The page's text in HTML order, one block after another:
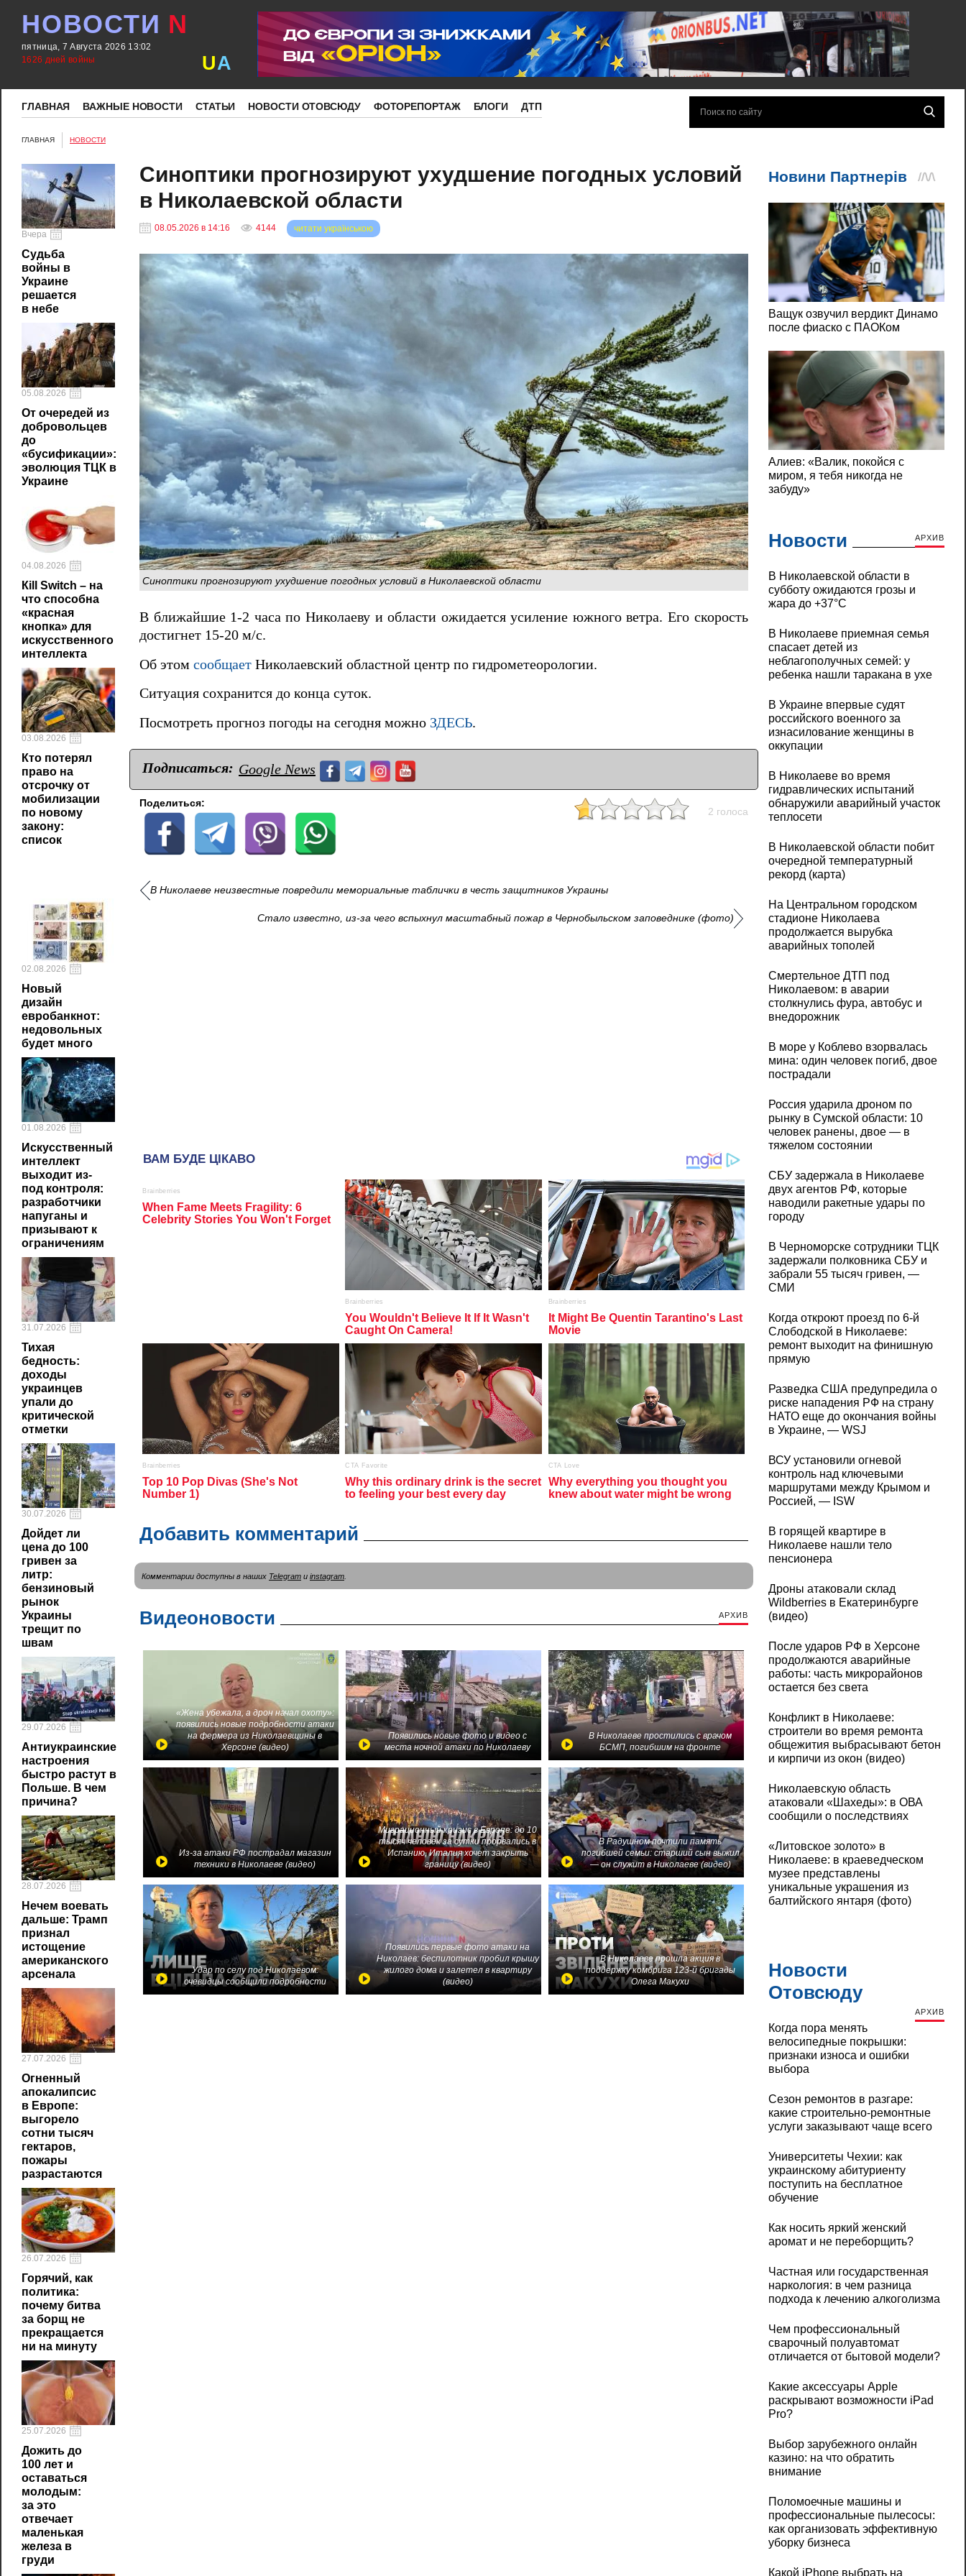
НОВОСТИ N
пятница, 7 Августа 2026 13:02
1626 дней войны
UA
ГЛАВНАЯ ВАЖНЫЕ НОВОСТИ СТАТЬИ НОВОСТИ ОТОВСЮДУ ФОТОРЕПОРТАЖ БЛОГИ ДТП
ГЛАВНАЯ НОВОСТИ
Вчера
Судьба
войны в
Украине
решается
в небе
05.08.2026
От очередей из
добровольцев
до
«бусификации»:
эволюция ТЦК в
Украине
04.08.2026
Кill Switch – на
что способна
«красная
кнопка» для
искусственного
интеллекта
03.08.2026
Кто потерял
право на
отсрочку от
мобилизации
по новому
закону:
список
02.08.2026
Новый
дизайн
евробанкнот:
недовольных
будет много
01.08.2026
Искусственный
интеллект
выходит из-
под контроля:
разработчики
напуганы и
призывают к
ограничениям
31.07.2026
Тихая
бедность:
доходы
украинцев
упали до
критической
отметки
30.07.2026
Дойдет ли
цена до 100
гривен за
литр:
бензиновый
рынок
Украины
трещит по
швам
29.07.2026
Антиукраинские
настроения
быстро растут в
Польше. В чем
причина?
28.07.2026
Нечем воевать
дальше: Трамп
признал
истощение
американского
арсенала
27.07.2026
Огненный
апокалипсис
в Европе:
выгорело
сотни тысяч
гектаров,
пожары
разрастаются
26.07.2026
Горячий, как
политика:
почему битва
за борщ не
прекращается
ни на минуту
25.07.2026
Дожить до
100 лет и
оставаться
молодым:
за это
отвечает
маленькая
железа в
груди
Синоптики прогнозируют ухудшение погодных условий
в Николаевской области
08.05.2026 в 14:16 4144 читати українською
Синоптики прогнозируют ухудшение погодных условий в Николаевской области
В ближайшие 1-2 часа по Николаеву и области ожидается усиление южного ветра. Его скорость
достигнет 15-20 м/с.
Об этом сообщает Николаевский областной центр по гидрометеорологии.
Ситуация сохранится до конца суток.
Посмотреть прогноз погоды на сегодня можно ЗДЕСЬ.
Подписаться: Google News
Поделиться:
2 голоса
В Николаеве неизвестные повредили мемориальные таблички в честь защитников Украины
Стало известно, из-за чего вспыхнул масштабный пожар в Чернобыльском заповеднике (фото)
Добавить комментарий
Комментарии доступны в наших Telegram и instagram
Видеоновости АРХИВ
«Жена убежала, а дрон начал охоту»:
появились новые подробности атаки
на фермера из Николаевщины в
Херсоне (видео)
Появились новые фото и видео с
места ночной атаки по Николаеву
В Николаеве простились с врачом
БСМП, погибшим на фронте
Из-за атаки РФ пострадал магазин
техники в Николаеве (видео)
Миграционный кризис в Европе: до 10
тысяч человек за сутки прорвались в
Испанию, Италия хочет закрыть
границу (видео)
В Радушном почтили память
погибшей семьи: старший сын выжил
— он служит в Николаеве (видео)
Удар по селу под Николаевом:
очевидцы сообщили подробности
Появились первые фото атаки на
Николаев: беспилотник пробил крышу
жилого дома и залетел в квартиру
(видео)
В Николаеве прошла акция в
поддержку комбрига 123-й бригады
Олега Макухи
Новости АРХИВ
В Николаевской области в
субботу ожидаются грозы и
жара до +37°C
В Николаеве приемная семья
спасает детей из
неблагополучных семей: у
ребенка нашли таракана в ухе
В Украине впервые судят
российского военного за
изнасилование женщины в
оккупации
В Николаеве во время
гидравлических испытаний
обнаружили аварийный участок
теплосети
В Николаевской области побит
очередной температурный
рекорд (карта)
На Центральном городском
стадионе Николаева
продолжается вырубка
аварийных тополей
Смертельное ДТП под
Николаевом: в аварии
столкнулись фура, автобус и
внедорожник
В море у Коблево взорвалась
мина: один человек погиб, двое
пострадали
Россия ударила дроном по
рынку в Сумской области: 10
человек ранены, двое — в
тяжелом состоянии
СБУ задержала в Николаеве
двух агентов РФ, которые
наводили ракетные удары по
городу
В Черноморске сотрудники ТЦК
задержали полковника СБУ и
забрали 55 тысяч гривен, —
СМИ
Когда откроют проезд по 6-й
Слободской в Николаеве:
ремонт выходит на финишную
прямую
Разведка США предупредила о
риске нападения РФ на страну
НАТО еще до окончания войны
в Украине, — WSJ
ВСУ установили огневой
контроль над ключевыми
маршрутами между Крымом и
Россией, — ISW
В горящей квартире в
Николаеве нашли тело
пенсионера
Дроны атаковали склад
Wildberries в Екатеринбурге
(видео)
После ударов РФ в Херсоне
продолжаются аварийные
работы: часть микрорайонов
остается без света
Конфликт в Николаеве:
строители во время ремонта
общежития выбрасывают бетон
и кирпичи из окон (видео)
Николаевскую область
атаковали «Шахеды»: в ОВА
сообщили о последствиях
«Литовское золото» в
Николаеве: в краеведческом
музее представлены
уникальные украшения из
балтийского янтаря (фото)
Новости
Отовсюду
АРХИВ
Когда пора менять
велосипедные покрышки:
признаки износа и ошибки
выбора
Сезон ремонтов в разгаре:
какие строительно-ремонтные
услуги заказывают чаще всего
Университеты Чехии: как
украинскому абитуриенту
поступить на бесплатное
обучение
Как носить яркий женский
аромат и не переборщить?
Частная или государственная
наркология: в чем разница
подхода к лечению алкоголизма
Чем профессиональный
сварочный полуавтомат
отличается от бытовой модели?
Какие аксессуары Apple
раскрывают возможности iPad
Pro?
Выбор зарубежного онлайн
казино: на что обратить
внимание
Поломоечные машины и
профессиональные пылесосы:
как организовать эффективную
уборку бизнеса
Какой iPhone выбрать на